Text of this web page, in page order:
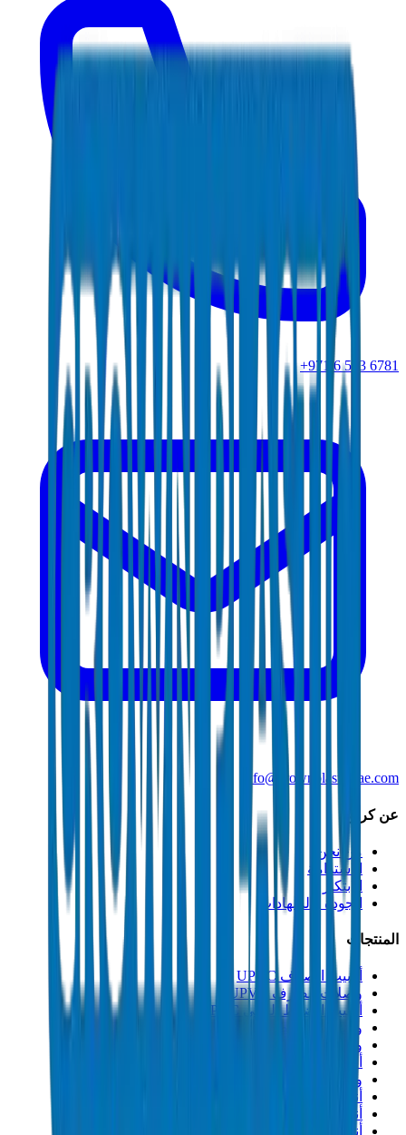
+971 6 543 6781
info@crownplasticuae.com
عن كراون
من نحن
الاستدامة
الابتكار
الجودة والشهادات
المنتجات
أنابيب الصرف UPVC
وصلات الصرف UPVC
أنابيب الضغط العالي PVC
وصلات الضغط العالي PVC
وصلات PVC جدول 40
أنابيب مجاري PVC
وصلات مجاري PVC
أنابيب القنوات PVC
أنابيب PP-R
أنابيب HDPE